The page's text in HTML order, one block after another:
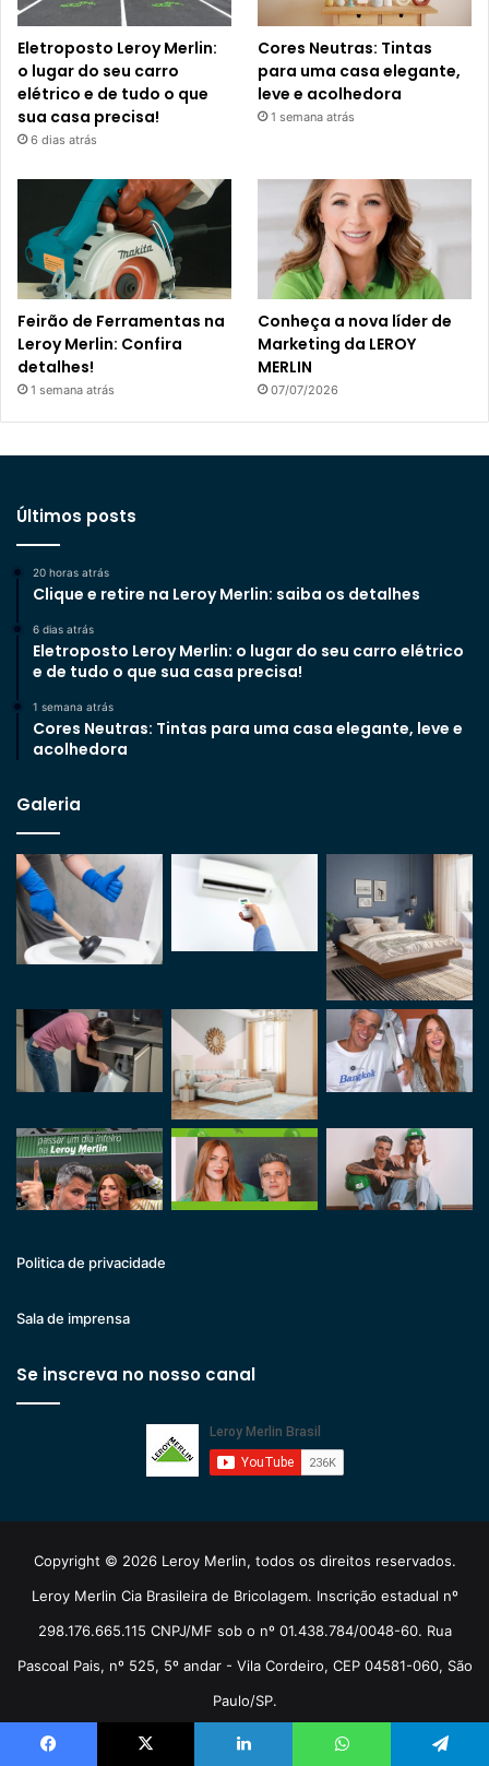
Eletroposto Leroy Merlin:
o lugar do seu carro
elétrico e de tudo o que
sua casa precisa!
6 dias atrás
Cores Neutras: Tintas
para uma casa elegante,
leve e acolhedora
1 semana atrás
Feirão de Ferramentas na
Leroy Merlin: Confira
detalhes!
1 semana atrás
Conheça a nova líder de
Marketing da LEROY
MERLIN
07/07/2026
Últimos posts
20 horas atrás
Clique e retire na Leroy Merlin: saiba os detalhes
6 dias atrás
Eletroposto Leroy Merlin: o lugar do seu carro elétrico
e de tudo o que sua casa precisa!
1 semana atrás
Cores Neutras: Tintas para uma casa elegante, leve e
acolhedora
Galeria
Politica de privacidade
Sala de imprensa
Se inscreva no nosso canal
Copyright © 2026 Leroy Merlin, todos os direitos reservados.
Leroy Merlin Cia Brasileira de Bricolagem. Inscrição estadual nº
298.176.665.115 CNPJ/MF sob o nº 01.438.784/0048-60. Rua
Pascoal Pais, nº 525, 5º andar - Vila Cordeiro, CEP 04581-060, São
Paulo/SP.
PinterestYouTubeInstagramTikTok